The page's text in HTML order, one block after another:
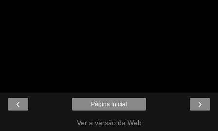
‹ ›
Página inicial
Ver a versão da Web